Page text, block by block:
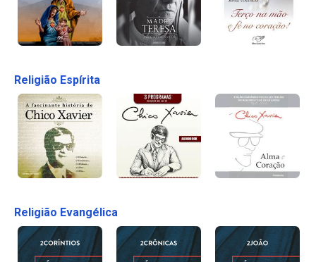
Religião Espírita
Religião Evangélica